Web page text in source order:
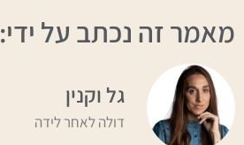
מאמר זה נכתב על ידי:
גל וקנין
דולה לאחר לידה